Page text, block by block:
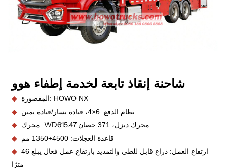
شاحنة إنقاذ تابعة لخدمة إطفاء هوو
◆
المقصورة: HOWO NX
◆
نظام الدفع: 6×4، قيادة يسار/قيادة يمين
◆
محرك:WD615.47
محرك ديزل، 371 حصان
◆
قاعدة العجلات: 4500+1350 مم
◆ ارتفاع العمل: ذراع قابل للطي والتمديد بارتفاع عمل فعال يبلغ 46
مترًا